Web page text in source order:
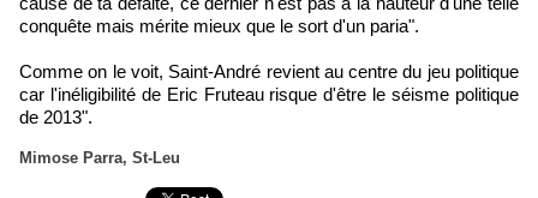
conquête mais mérite mieux que le sort d'un paria".
Comme on le voit, Saint-André revient au centre du jeu politique
car l'inéligibilité de Eric Fruteau risque d'être le séisme politique
de 2013".
Mimose Parra, St-Leu